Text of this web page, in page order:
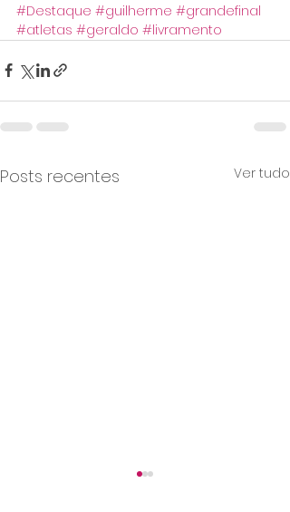
#Destaque #guilherme #grandefinal
#atletas #geraldo #livramento
Posts recentes Ver tudo